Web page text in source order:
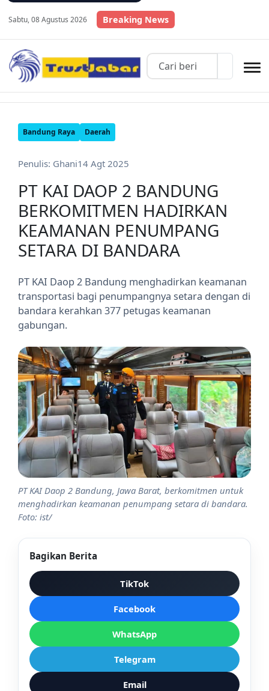
Sabtu, 08 Agustus 2026 Breaking News
Bandung Raya Daerah
Penulis: Ghani14 Agt 2025
PT KAI DAOP 2 BANDUNG
BERKOMITMEN HADIRKAN
KEAMANAN PENUMPANG
SETARA DI BANDARA
PT KAI Daop 2 Bandung menghadirkan keamanan
transportasi bagi penumpangnya setara dengan di
bandara kerahkan 377 petugas keamanan
gabungan.
PT KAI Daop 2 Bandung, Jawa Barat, berkomitmen untuk
menghadirkan keamanan penumpang setara di bandara.
Foto: ist/
Bagikan Berita
TikTok
Facebook
WhatsApp
Telegram
Email